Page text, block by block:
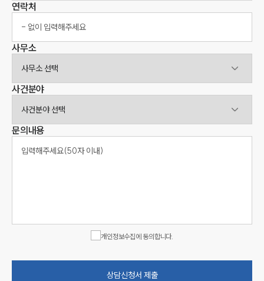
연락처
사무소
사건분야
문의내용
개인정보수집에 동의합니다.
상담신청서 제출